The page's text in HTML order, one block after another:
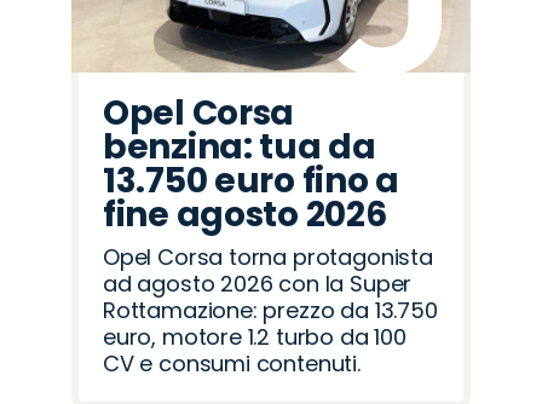
Opel Corsa
benzina: tua da
13.750 euro fino a
fine agosto 2026
Opel Corsa torna protagonista
ad agosto 2026 con la Super
Rottamazione: prezzo da 13.750
euro, motore 1.2 turbo da 100
CV e consumi contenuti.